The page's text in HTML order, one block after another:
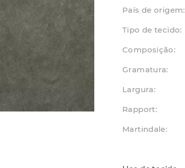
País de origem:
Tipo de tecido:
Composição:
Gramatura:
Largura:
Rapport:
Martindale: